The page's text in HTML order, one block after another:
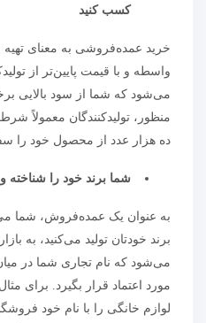
کسب کنید
خرید عمده‌فروشی به معنای تهیه
واسطه و با قیمت پایین‌تر از
می‌شود که شما از سود بالایی
منظور، تولیدکنندگان معمولاً
ده هزار عدد از محصول خود را
شما برند خود را
به عنوان یک عمده‌فروش، شما
برند خودتان تولید می‌کنید، به
می‌شود که نام تجاری شما در
مورد اعتماد قرار بگیرد. برای